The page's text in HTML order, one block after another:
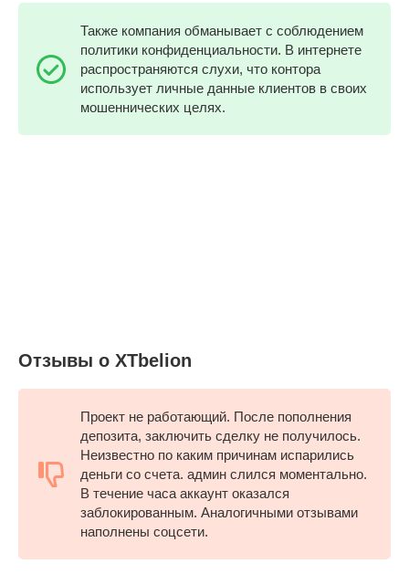
Также компания обманывает с соблюдением
политики конфиденциальности. В интернете
распространяются слухи, что контора
использует личные данные клиентов в своих
мошеннических целях.
Отзывы о XTbelion
Проект не работающий. После пополнения
депозита, заключить сделку не получилось.
Неизвестно по каким причинам испарились
деньги со счета. админ слился моментально.
В течение часа аккаунт оказался
заблокированным. Аналогичными отзывами
наполнены соцсети.